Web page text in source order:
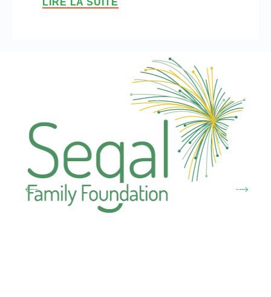
LIRE LA SUITE